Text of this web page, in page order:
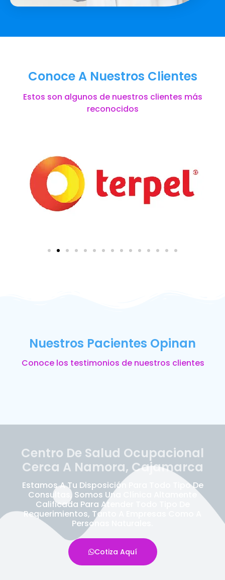
Conoce A Nuestros Clientes
Estos son algunos de nuestros clientes más
reconocidos
Nuestros Pacientes Opinan
Conoce los testimonios de nuestros clientes
Centro De Salud Ocupacional
Cerca A Namora, Cajamarca
Estamos A Tu Disposición Para Todo Tipo De
Consultas, Somos Una Clínica Altamente
Calificada Para Atender Todo Tipo De
Requerimientos, Tanto A Empresas Como A
Personas Naturales.
Cotiza Aquí